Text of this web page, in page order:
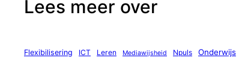
Lees meer over
Flexibilisering ICT Leren Mediawijsheid Npuls Onderwijs